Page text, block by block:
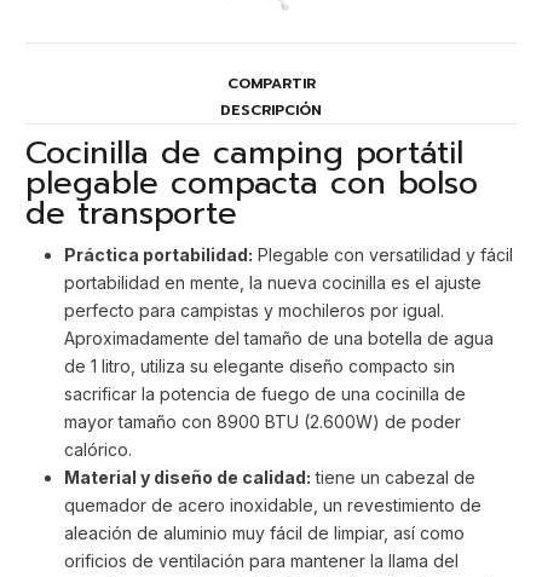
COMPARTIR
DESCRIPCIÓN
Cocinilla de camping portátil
plegable compacta con bolso
de transporte
Práctica portabilidad: Plegable con versatilidad y fácil
portabilidad en mente, la nueva cocinilla es el ajuste
perfecto para campistas y mochileros por igual.
Aproximadamente del tamaño de una botella de agua
de 1 litro, utiliza su elegante diseño compacto sin
sacrificar la potencia de fuego de una cocinilla de
mayor tamaño con 8900 BTU (2.600W) de poder
calórico.
Material y diseño de calidad: tiene un cabezal de
quemador de acero inoxidable, un revestimiento de
aleación de aluminio muy fácil de limpiar, así como
orificios de ventilación para mantener la llama del